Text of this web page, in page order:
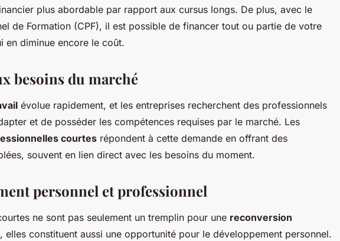
plus abordable par rapport aux cursus longs. De plus, avec le
de Formation (CPF), il est possible de financer tout ou partie de votre
en diminue encore le coût.
besoins du marché
évolue rapidement, et les entreprises recherchent des professionnels
et de posséder les compétences requises par le marché. Les
courtes répondent à cette demande en offrant des
souvent en lien direct avec les besoins du moment.
personnel et professionnel
ne sont pas seulement un tremplin pour une reconversion
, elles constituent aussi une opportunité pour le développement personnel.